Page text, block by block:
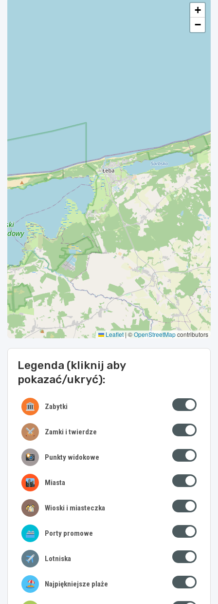
+
−
Leaflet | ©OpenStreetMapcontributors
Legenda (kliknij aby
pokazać/ukryć):
Zabytki
Zamki i twierdze
Punkty widokowe
Miasta
Wioski i miasteczka
Porty promowe
Lotniska
Najpiękniejsze plaże